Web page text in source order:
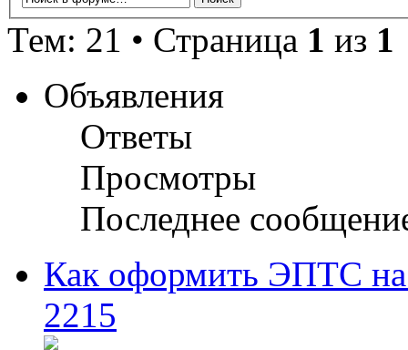
Тем: 21 • Страница 1 из 1
Объявления
Ответы
Просмотры
Последнее
Как оформить ЭПТС
2215